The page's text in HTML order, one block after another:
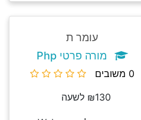
עומר ת
מורה פרטי Php
0 משובים
₪130 לשעה